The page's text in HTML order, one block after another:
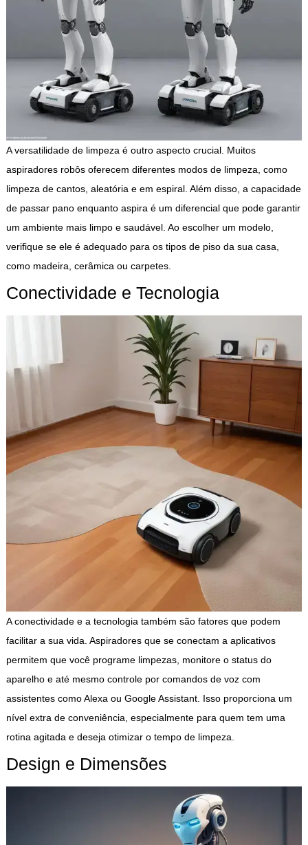
A versatilidade de limpeza é outro aspecto crucial. Muitos
aspiradores robôs oferecem diferentes modos de limpeza, como
limpeza de cantos, aleatória e em espiral. Além disso, a capacidade
de passar pano enquanto aspira é um diferencial que pode garantir
um ambiente mais limpo e saudável. Ao escolher um modelo,
verifique se ele é adequado para os tipos de piso da sua casa,
como madeira, cerâmica ou carpetes.
Conectividade e Tecnologia
A conectividade e a tecnologia também são fatores que podem
facilitar a sua vida. Aspiradores que se conectam a aplicativos
permitem que você programe limpezas, monitore o status do
aparelho e até mesmo controle por comandos de voz com
assistentes como Alexa ou Google Assistant. Isso proporciona um
nível extra de conveniência, especialmente para quem tem uma
rotina agitada e deseja otimizar o tempo de limpeza.
Design e Dimensões